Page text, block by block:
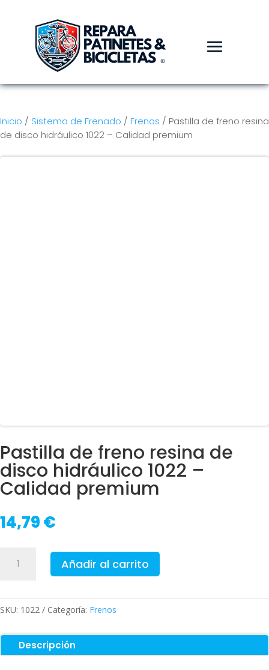
Inicio / Sistema de Frenado / Frenos / Pastilla de freno resina
de disco hidráulico 1022 – Calidad premium
Pastilla de freno resina de
disco hidráulico 1022 –
Calidad premium
14,79€
de
hidráulico
Añadir al carrito
SKU: 1022 Categoría: Frenos
Descripción